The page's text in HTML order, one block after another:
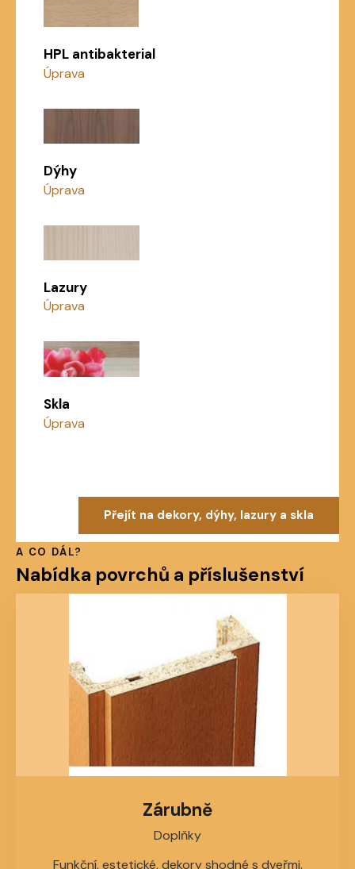
HPL antibakterial
Úprava
Dýhy
Úprava
Lazury
Úprava
Skla
Úprava
Přejít na dekory, dýhy, lazury a skla
A CO DÁL?
Nabídka povrchů a příslušenství
Zárubně
Doplňky
Funkční, estetické, dekory shodné s dveřmi.